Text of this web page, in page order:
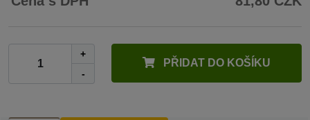
+
-
PŘIDAT DO KOŠÍKU